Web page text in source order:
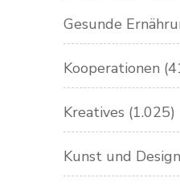
Gesunde
Kooperationen
Kreatives (1.025)
Kunst und Design